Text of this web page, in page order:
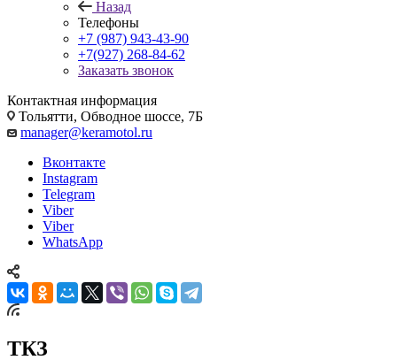
Назад
Телефоны
+7 (987) 943-43-90
+7(927) 268-84-62
Заказать звонок
Контактная информация
Тольятти, Обводное шоссе, 7Б
manager@keramotol.ru
Вконтакте
Instagram
Telegram
Viber
Viber
WhatsApp
ТКЗ